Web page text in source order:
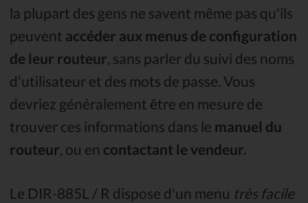
la plupart des gens ne savent même pas qu'ils
peuvent accéder aux menus de configuration
de leur routeur, sans parler du suivi des noms
d'utilisateur et des mots de passe. Vous
devriez généralement être en mesure de
trouver ces informations dans le manuel du
routeur, ou en contactant le vendeur.
Le DIR-885L / R dispose d'un menu très facile